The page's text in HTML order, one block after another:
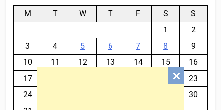
M T W T F S
S
1
2
3
4 5 6 7 8
9
10
11 12 13 14 15
16
17
23
24
30